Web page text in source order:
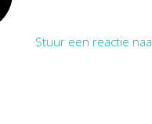
Stuur een reactie